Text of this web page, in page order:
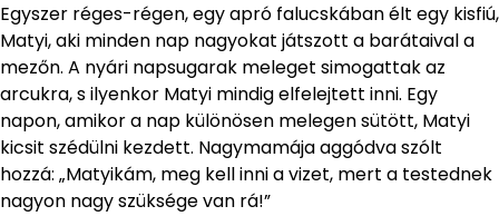
Egyszer réges-régen, egy apró falucskában élt egy kisfiú,
Matyi, aki minden nap nagyokat játszott a barátaival a
mezőn. A nyári napsugarak meleget simogattak az
arcukra, s ilyenkor Matyi mindig elfelejtett inni. Egy
napon, amikor a nap különösen melegen sütött, Matyi
kicsit szédülni kezdett. Nagymamája aggódva szólt
hozzá: „Matyikám, meg kell inni a vizet, mert a testednek
nagyon nagy szüksége van rá!”